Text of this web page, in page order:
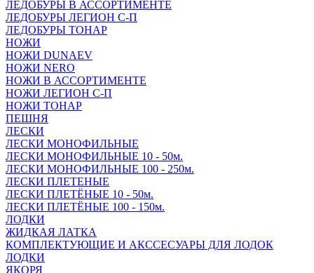
ЛЕДОБУРЫ В АССОРТИМЕНТЕ
ЛЕДОБУРЫ ЛЕГИОН С-П
ЛЕДОБУРЫ ТОНАР
НОЖИ
НОЖИ DUNAEV
НОЖИ NERO
НОЖИ В АССОРТИМЕНТЕ
НОЖИ ЛЕГИОН С-П
НОЖИ ТОНАР
ПЕШНЯ
ЛЕСКИ
ЛЕСКИ МОНОФИЛЬНЫЕ
ЛЕСКИ МОНОФИЛЬНЫЕ 10 - 50м.
ЛЕСКИ МОНОФИЛЬНЫЕ 100 - 250м.
ЛЕСКИ ПЛЕТЕНЫЕ
ЛЕСКИ ПЛЕТЁНЫЕ 10 - 50м.
ЛЕСКИ ПЛЕТЁНЫЕ 100 - 150м.
ЛОДКИ
ЖИДКАЯ ЛАТКА
КОМПЛЕКТУЮЩИЕ И АКССЕСУАРЫ ДЛЯ ЛОДОК
ЛОДКИ
ЯКОРЯ